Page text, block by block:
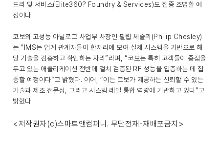
드리 및 서비스(Elite360? Foundry & Services)도 집중 조명할 예
정이다.
코보의 고성능 아날로그 사업부 사장인 필립 체슬리(Philip Chesley)
는 “IMS는 업계 관계자들이 한자리에 모여 실제 시스템을 기반으로 해
당 기술을 검증하고 확인하는 자리”라며, “코보는 특히 고객들이 중점을
두고 있는 애플리케이션 전반에 걸쳐 검증된 RF 성능을 입증하는 데 집
중할 예정이다”고 밝혔다. 이어, “이는 코보가 제공하는 신뢰할 수 있는
기술과 제조 전문성, 그리고 시스템 레벨 통합 역량에 기반하고 있다”고
밝혔다.
<저작권자(c)스마트앤컴퍼니. 무단전재-재배포금지>